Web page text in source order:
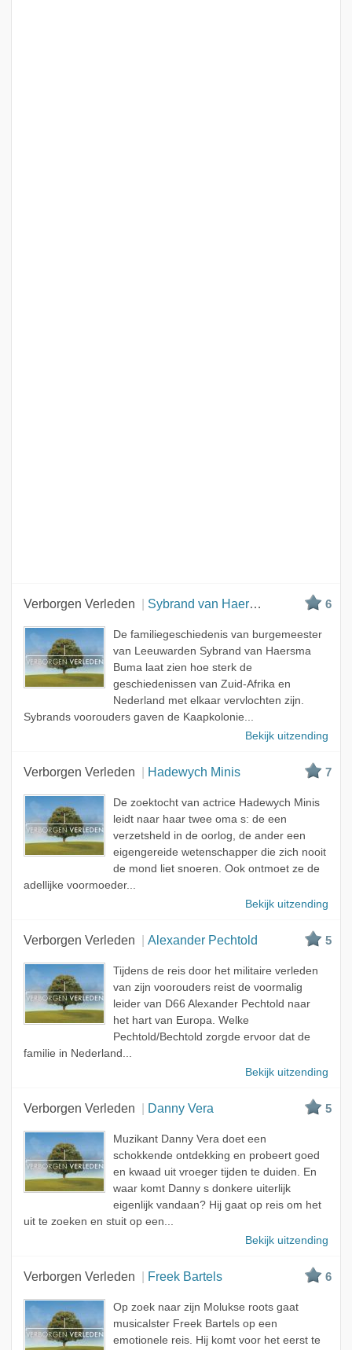
Verborgen Verleden Sybrand van Haersma Buma 6
De familiegeschiedenis van burgemeester
van Leeuwarden Sybrand van Haersma
Buma laat zien hoe sterk de
geschiedenissen van Zuid-Afrika en
Nederland met elkaar vervlochten zijn.
Sybrands voorouders gaven de Kaapkolonie...
Bekijk uitzending
Verborgen Verleden Hadewych Minis 7
De zoektocht van actrice Hadewych Minis
leidt naar haar twee oma s: de een
verzetsheld in de oorlog, de ander een
eigengereide wetenschapper die zich nooit
de mond liet snoeren. Ook ontmoet ze de
adellijke voormoeder...
Bekijk uitzending
Verborgen Verleden Alexander Pechtold 5
Tijdens de reis door het militaire verleden
van zijn voorouders reist de voormalig
leider van D66 Alexander Pechtold naar
het hart van Europa. Welke
Pechtold/Bechtold zorgde ervoor dat de
familie in Nederland...
Bekijk uitzending
Verborgen Verleden Danny Vera 5
Muzikant Danny Vera doet een
schokkende ontdekking en probeert goed
en kwaad uit vroeger tijden te duiden. En
waar komt Danny s donkere uiterlijk
eigenlijk vandaan? Hij gaat op reis om het
uit te zoeken en stuit op een...
Bekijk uitzending
Verborgen Verleden Freek Bartels 6
Op zoek naar zijn Molukse roots gaat
musicalster Freek Bartels op een
emotionele reis. Hij komt voor het eerst te